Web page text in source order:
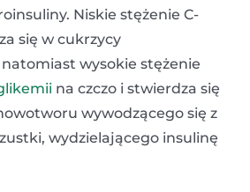
Niskie stężenie C-
się w cukrzycy
wysokie stężenie
na czczo i stwierdza się
wywodzącego się z
wydzielającego insulinę